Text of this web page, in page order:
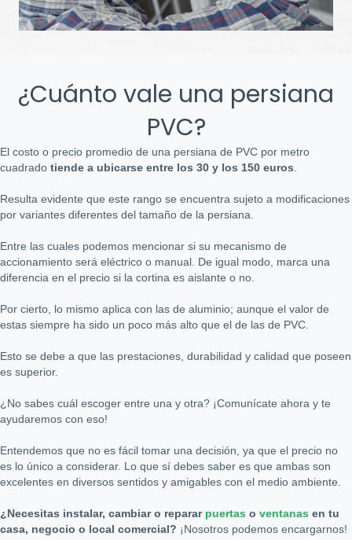
¿Cuánto vale una persiana
PVC?
El costo o precio promedio de una persiana de PVC por metro
cuadrado tiende a ubicarse entre los 30 y los 150 euros
Resulta evidente que este rango se encuentra sujeto a modificaciones
por variantes diferentes del tamaño de la persiana.
Entre las cuales podemos mencionar si su mecanismo de
accionamiento será eléctrico o manual. De igual modo, marca una
diferencia en el precio si la cortina es aislante o no.
Por cierto, lo mismo aplica con las de aluminio; aunque el valor de
estas siempre ha sido un poco más alto que el de las de PVC.
Esto se debe a que las prestaciones, durabilidad y calidad que poseen
es superior.
¿No sabes cuál escoger entre una y otra? ¡Comunícate ahora y te
ayudaremos con eso!
Entendemos que no es fácil tomar una decisión, ya que el precio no
es lo único a considerar. Lo que sí debes saber es que ambas son
excelentes en diversos sentidos y amigables con el medio ambiente.
¿Necesitas instalar, cambiar o reparar puertas o ventanas en tu
casa, negocio o local comercial? ¡Nosotros podemos encargarnos!